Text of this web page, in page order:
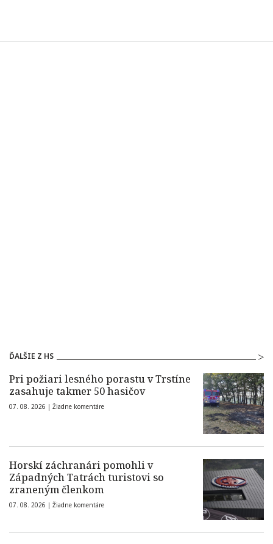
ĎALŠIE Z HS
Pri požiari lesného porastu v Trstíne
zasahuje takmer 50 hasičov
07. 08. 2026 | Žiadne komentáre
Horskí záchranári pomohli v
Západných Tatrách turistovi so
zraneným členkom
07. 08. 2026 | Žiadne komentáre